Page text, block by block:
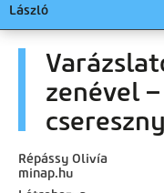
László
zenével
Répássy Olivía
minap.hu